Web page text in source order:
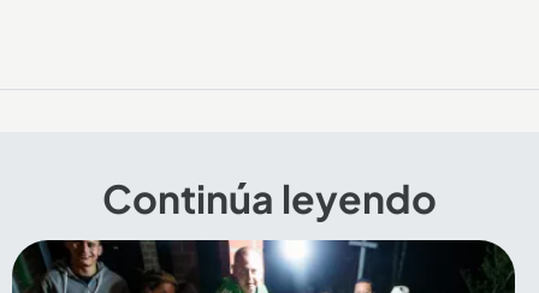
Continúa leyendo